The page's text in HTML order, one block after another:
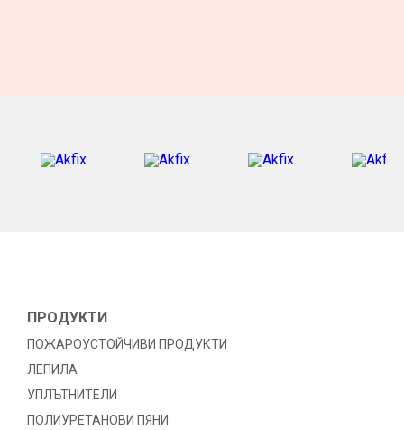
ПРОДУКТИ
ПОЖАРОУСТОЙЧИВИ ПРОДУКТИ
ЛЕПИЛА
УПЛЪТНИТЕЛИ
ПОЛИУРЕТАНОВИ ПЯНИ